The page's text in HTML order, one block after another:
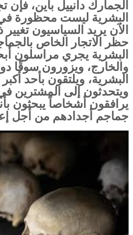
الجمارك دانييل باين، فإن
البشرية ليست محظورة
الآن يريد السياسيون
حظر الاتجار الخاص
البشرية يجري مراسلون
والخارج، ويزورون سوقًا
البشرية، ويلتقون بأحد
ويتحدثون إلى المشترين في
يرافقون أشخاصاً يبحثون
جماجم أجدادهم من أجل